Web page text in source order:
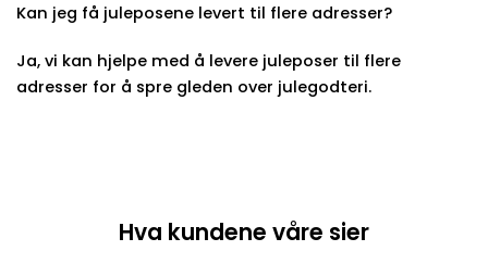
Kan jeg få juleposene levert til flere adresser?
Ja, vi kan hjelpe med å levere juleposer til flere
adresser for å spre gleden over julegodteri.
Hva kundene våre sier